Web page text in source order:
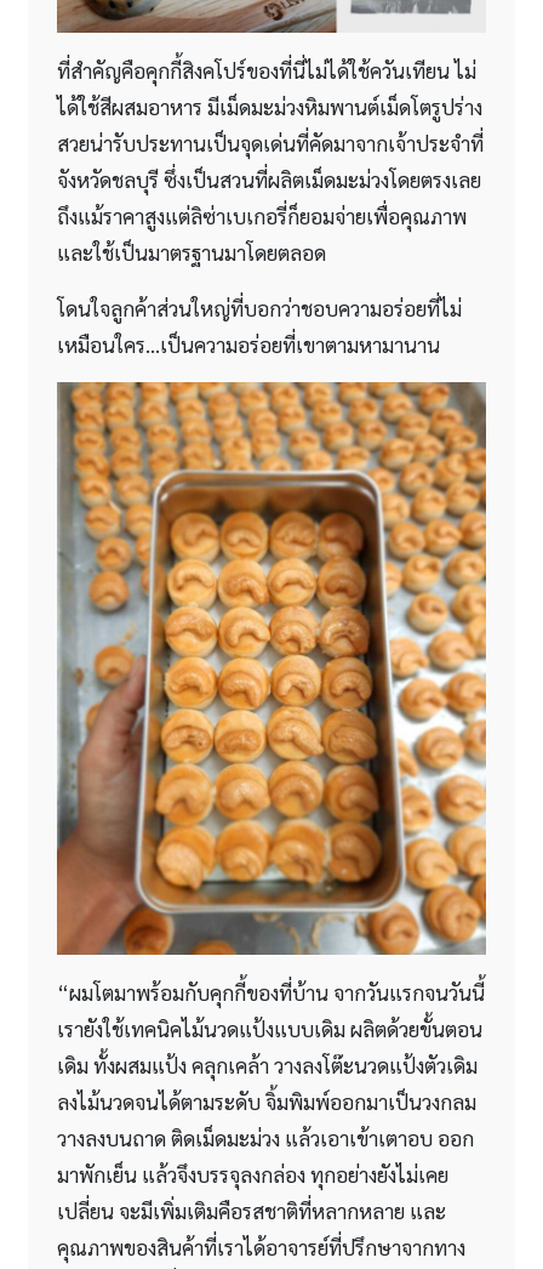
ที่สำคัญคือคุกกี้สิงคโปร์ของที่นี่ไม่ได้ใช้ควันเทียน ไม่
ได้ใช้สีผสมอาหาร มีเม็ดมะม่วงหิมพานต์เม็ดโตรูปร่าง
สวยน่ารับประทานเป็นจุดเด่นที่คัดมาจากเจ้าประจำที่
จังหวัดชลบุรี ซึ่งเป็นสวนที่ผลิตเม็ดมะม่วงโดยตรงเลย
ถึงแม้ราคาสูงแต่ลิซ่าเบเกอรี่ก็ยอมจ่ายเพื่อคุณภาพ
และใช้เป็นมาตรฐานมาโดยตลอด
โดนใจลูกค้าส่วนใหญ่ที่บอกว่าชอบความอร่อยที่ไม่
เหมือนใคร…เป็นความอร่อยที่เขาตามหามานาน
“ผมโตมาพร้อมกับคุกกี้ของที่บ้าน จากวันแรกจนวันนี้
เรายังใช้เทคนิคไม้นวดแป้งแบบเดิม ผลิตด้วยขั้นตอน
เดิม ทั้งผสมแป้ง คลุกเคล้า วางลงโต๊ะนวดแป้งตัวเดิม
ลงไม้นวดจนได้ตามระดับ จิ้มพิมพ์ออกมาเป็นวงกลม
วางลงบนถาด ติดเม็ดมะม่วง แล้วเอาเข้าเตาอบ ออก
มาพักเย็น แล้วจึงบรรจุลงกล่อง ทุกอย่างยังไม่เคย
เปลี่ยน จะมีเพิ่มเติมคือรสชาติที่หลากหลาย และ
คุณภาพของสินค้าที่เราได้อาจารย์ที่ปรึกษาจากทาง